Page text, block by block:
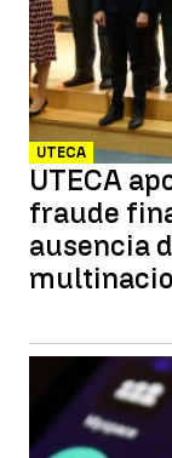
UTECA
UTECA
fraude
ausencia